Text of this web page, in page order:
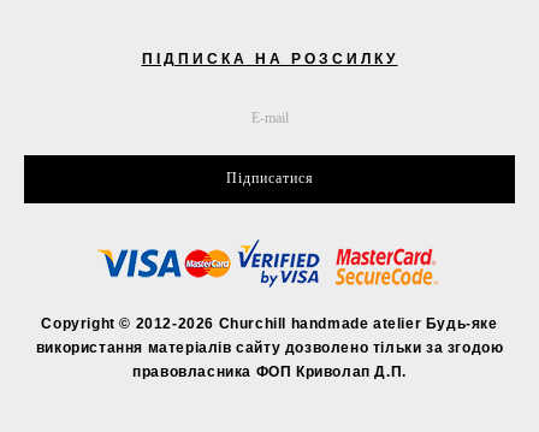
ПІДПИСКА НА РОЗСИЛКУ
Підписатися
Copyright © 2012-2026 Churchill handmade atelier Будь-яке
використання матеріалів сайту дозволено тільки за згодою
правовласника ФОП Криволап Д.П.